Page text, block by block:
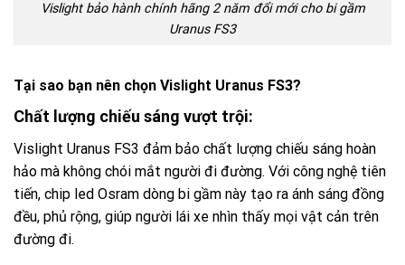
Vislight bảo hành chính hãng 2 năm đổi mới cho bi gầm
Uranus FS3
Tại sao bạn nên chọn Vislight Uranus FS3?
Chất lượng chiếu sáng vượt trội:
Vislight Uranus FS3 đảm bảo chất lượng chiếu sáng hoàn
hảo mà không chói mắt người đi đường. Với công nghệ tiên
tiến, chip led Osram dòng bi gầm này tạo ra ánh sáng đồng
đều, phủ rộng, giúp người lái xe nhìn thấy mọi vật cản trên
đường đi.